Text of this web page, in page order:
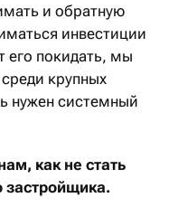
и обратную
инвестиции
его покидать, мы
крупных
нужен системный
как не стать
застройщика.